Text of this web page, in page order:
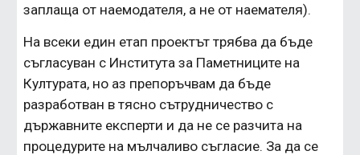
заплаща от наемодателя, а не от наемателя).
На всеки един етап проектът трябва да бъде
съгласуван с Института за Паметниците на
Културата, но аз препоръчвам да бъде
разработван в тясно сътрудничество с
държавните експерти и да не се разчита на
процедурите на мълчаливо съгласие. За да се